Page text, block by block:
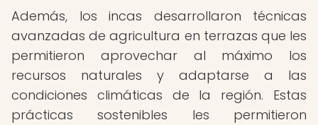
Además, los incas desarrollaron técnicas
avanzadas de agricultura en terrazas que les
permitieron aprovechar al máximo los
recursos naturales y adaptarse a las
condiciones climáticas de la región. Estas
prácticas sostenibles les permitieron